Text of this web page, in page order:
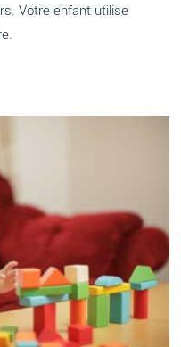
Votre enfant utilise